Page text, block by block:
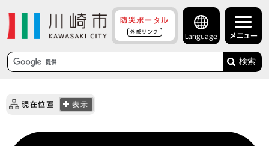
防災ポータル
外部リンク
Language メニュー
検索
現在位置 表示